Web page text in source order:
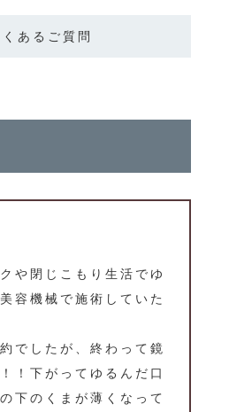
くあるご質問
や閉じこもり生活でゆ
容機械で施術していた
でしたが、終わって鏡
！下がってゆるんだ口
下のくまが薄くなって